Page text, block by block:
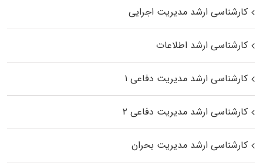
کارشناسی ارشد مدیریت اجرایی
کارشناسی ارشد اطلاعات
کارشناسی ارشد مدیریت دفاعی ۱
کارشناسی ارشد مدیریت دفاعی ۲
کارشناسی ارشد مدیریت بحران